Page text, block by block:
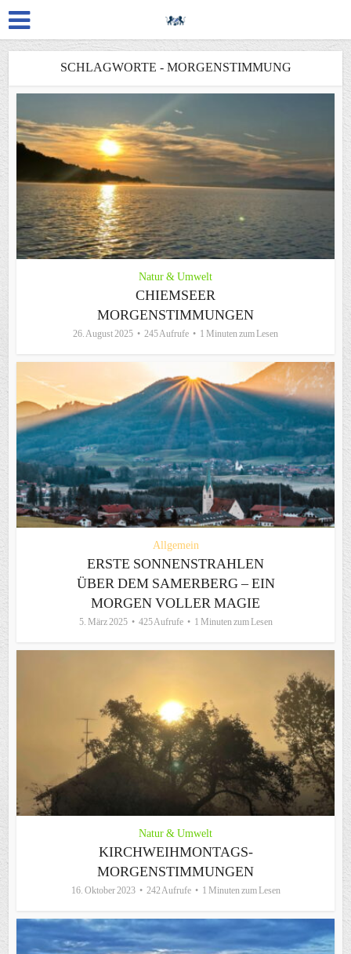
SCHLAGWORTE - MORGENSTIMMUNG
Natur & Umwelt
CHIEMSEER
MORGENSTIMMUNGEN
26. August 2025 245 Aufrufe 1 Minuten zum Lesen
Allgemein
ERSTE SONNENSTRAHLEN
ÜBER DEM SAMERBERG – EIN
MORGEN VOLLER MAGIE
5. März 2025 425 Aufrufe 1 Minuten zum Lesen
Natur & Umwelt
KIRCHWEIHMONTAGS-
MORGENSTIMMUNGEN
16. Oktober 2023 242 Aufrufe 1 Minuten zum Lesen